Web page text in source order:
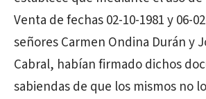
Venta de fechas 02-10-1981 y 06-
señoresCarmen Ondina Durán y
Cabral, habían firmado dichos
sabiendas de que los mismos no